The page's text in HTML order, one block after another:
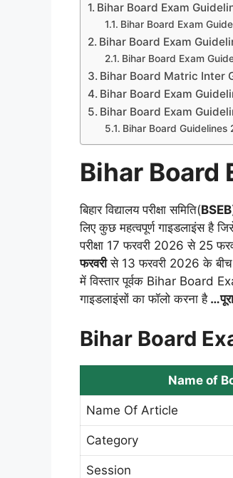
Bihar Board Exam
Bihar Board Exam
Bihar Board Exam
Bihar Board Exam
Bihar Board Matric Inter
Bihar Board Exam
Bihar Board Exam
Bihar Board Guidelines
Bihar Board
बिहार विद्यालय परीक्षा समिति(BSEB
लिए कुछ महत्वपूर्ण गाइडलाइंस है
परीक्षा 17 फरवरी 2026 से 25
फरवरीसे 13 फरवरी 2026 के बीच
में विस्तार पूर्वक Bihar Board
गाइडलाइंसों का फॉलो करना है
Bihar Board
Name of
Name Of Article
Category
Session